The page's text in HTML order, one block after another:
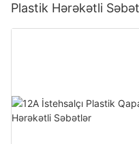
Plastik Hərəkətli